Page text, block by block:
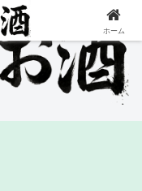
ホーム